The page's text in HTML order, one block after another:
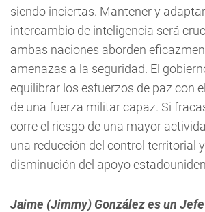
siendo inciertas. Mantener y
intercambio de inteligencia será
ambas naciones aborden
amenazas a la seguridad. El
equilibrar los esfuerzos de paz con
de una fuerza militar capaz. Si
corre el riesgo de una mayor
una reducción del control territorial
disminución del apoyo
Jaime (Jimmy) González es un